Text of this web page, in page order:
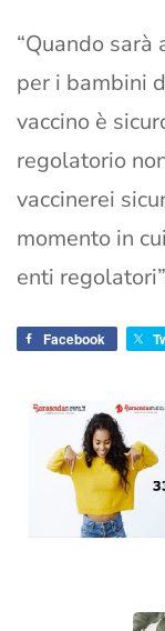
“Quando sarà
per i bambini
vaccino è
regolatorio
vaccinerei
momento in
enti
Facebook